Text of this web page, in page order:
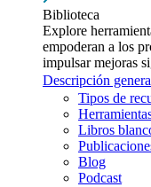
Biblioteca
Explore
empoderan a los
impulsar mejoras
Descripción
Tipos de
Libros
Blog
Podcast